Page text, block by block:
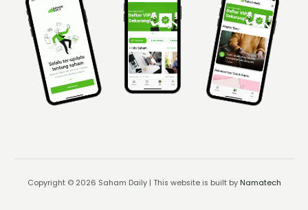
Copyright © 2026 Saham Daily | This website is built by Namatech